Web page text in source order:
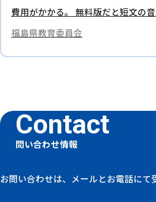
費用がかかる。 無料版だと短文の
福島県教育委員会
問い合わせ情報
お問い合わせは、メールとお電話にて